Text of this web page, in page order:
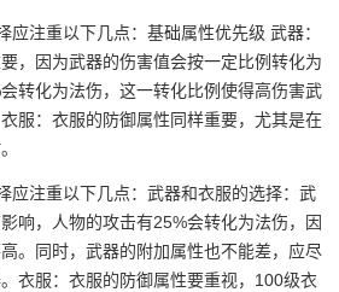
应注重以下几点：基础属性优先级 武器：
，因为武器的伤害值会按一定比例转化为
转化为法伤，这一转化比例使得高伤害武
服：衣服的防御属性同样重要，尤其是在
应注重以下几点：武器和衣服的选择：武
响，人物的攻击有25%会转化为法伤，因
。同时，武器的附加属性也不能差，应尽
衣服：衣服的防御属性要重视，100级衣